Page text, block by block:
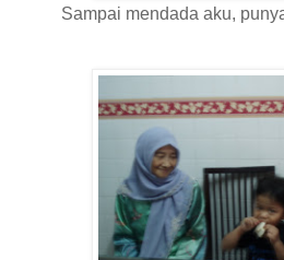
Sampai mendada aku,